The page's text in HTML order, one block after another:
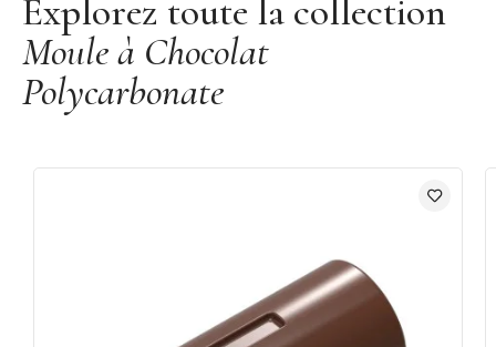
Explorez toute la collection
Moule à Chocolat
Polycarbonate